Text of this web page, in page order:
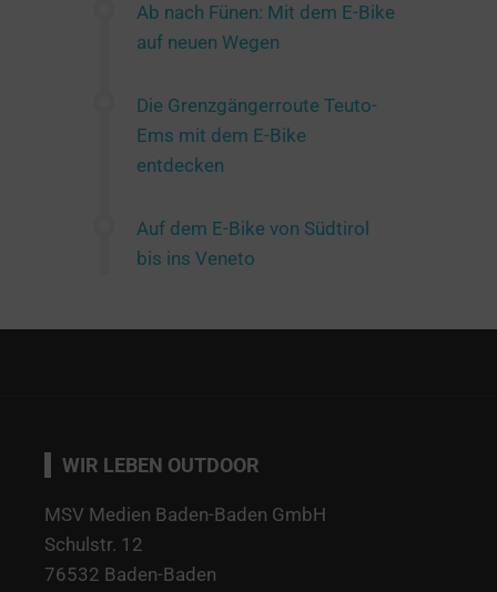
Ab nach Fünen: Mit dem E-Bike
auf neuen Wegen
Die Grenzgängerroute Teuto-
Ems mit dem E-Bike
entdecken
Auf dem E-Bike von Südtirol
bis ins Veneto
WIR LEBEN OUTDOOR
MSV Medien Baden-Baden GmbH
Schulstr. 12
76532 Baden-Baden